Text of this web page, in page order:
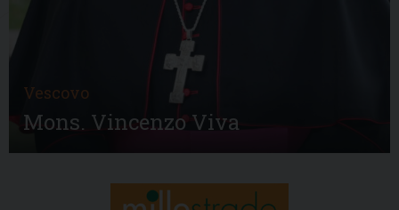
Vescovo
Mons. Vincenzo Viva